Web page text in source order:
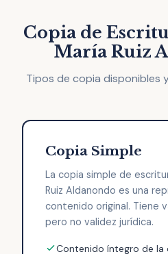
Copia de
María Ruiz
Tipos de copia disponibles
Copia Simple
La copia simple de
Ruiz Aldanondo es una
contenido original. Tiene
pero no validez jurídica.
Contenido íntegro de la